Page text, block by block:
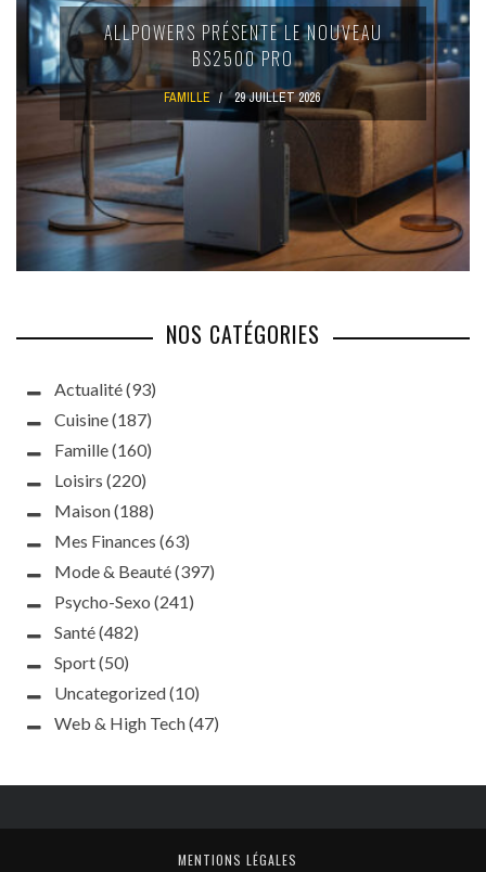
ALLPOWERS PRÉSENTE LE NOUVEAU
BS2500 PRO
FAMILLE 29 JUILLET 2026
NOS CATÉGORIES
Actualité(93)
Cuisine(187)
Famille(160)
Loisirs (220)
Maison(188)
Mes Finances (63)
Mode & Beauté(397)
Psycho-Sexo (241)
Santé(482)
Sport(50)
Uncategorized(10)
Web & High Tech(47)
MENTIONS LÉGALES